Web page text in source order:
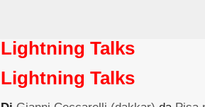
Lightning Talks
Lightning Talks